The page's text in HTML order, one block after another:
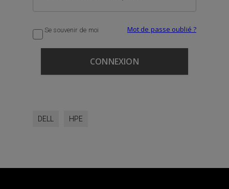
Se souvenir de moi Mot de passe oublié ?
DELL HPE